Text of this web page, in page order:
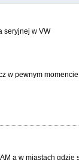
seryjnej w VW
w pewnym
a w miastach